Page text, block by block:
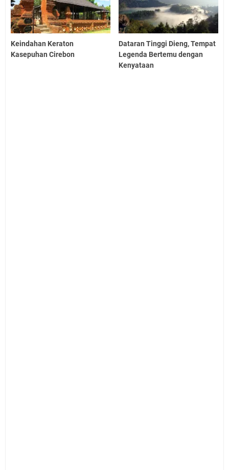
Keindahan Keraton
Kasepuhan Cirebon
Dataran Tinggi Dieng, Tempat
Legenda Bertemu dengan
Kenyataan